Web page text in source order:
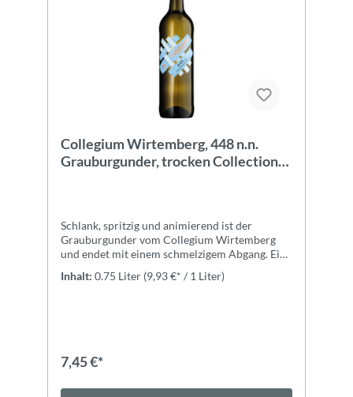
Collegium Wirtemberg, 448 n.n.
Grauburgunder, trocken Collection
Schlank, spritzig und animierend ist der
Grauburgunder vom Collegium Wirtemberg
und endet mit einem schmelzigem Abgang. Ein
oder einfach zum Seele baumeln
Ascorbinsäure, SULFITE; Stabilisatoren:
Inhalt: 0.75 Liter (9,93 €* / 1 Liter)
7,45 €*